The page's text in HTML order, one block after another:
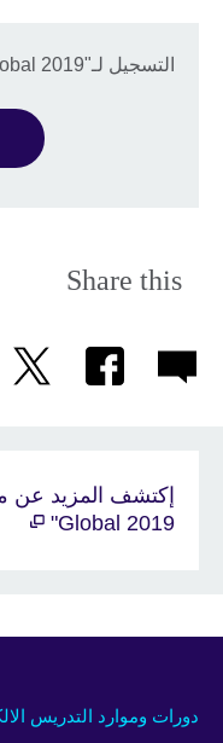
التسجيل لـ"Going Global 2019" مفتوح الآن
Share this
Global 2019"
دورات وموارد التدريس